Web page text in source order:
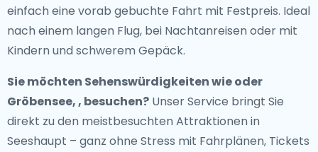
einfach eine vorab gebuchte Fahrt mit Festpreis. Ideal
nach einem langen Flug, bei Nachtanreisen oder mit
Kindern und schwerem Gepäck.
Sie möchten Sehenswürdigkeiten wie oder
Gröbensee, , besuchen? Unser Service bringt Sie
direkt zu den meistbesuchten Attraktionen in
Seeshaupt – ganz ohne Stress mit Fahrplänen, Tickets